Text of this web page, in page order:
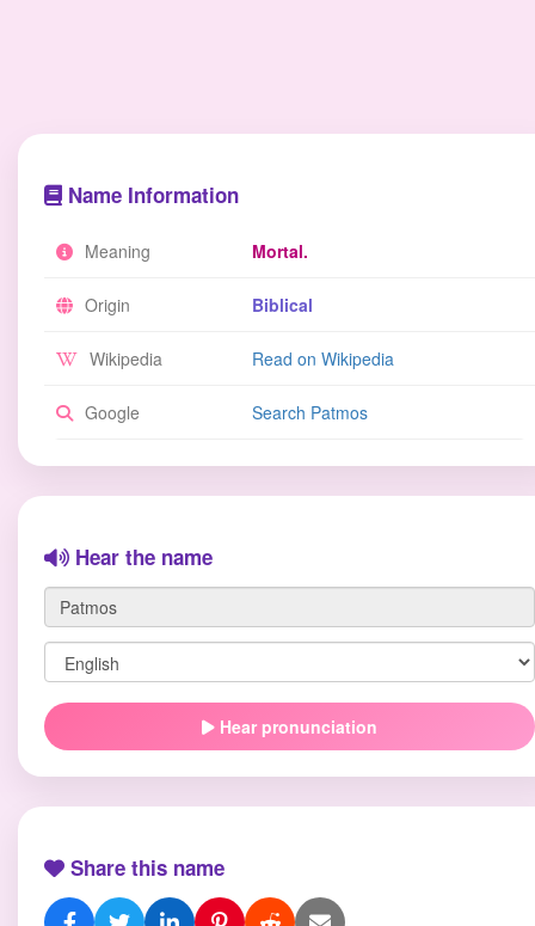
Name Information
Meaning Mortal.
Origin Biblical
Wikipedia Read on Wikipedia
Google Search Patmos
Hear the name
Hear pronunciation
Share this name